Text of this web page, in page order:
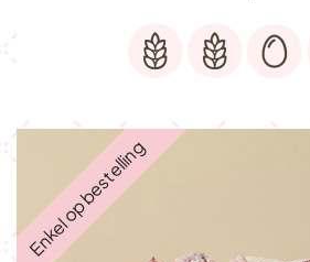
Enkel op bestelling